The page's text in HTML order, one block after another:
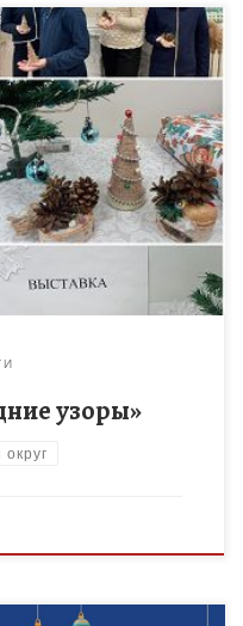
и всеми любимый
ждут дети и взрослые. С
сказочной
узоры»